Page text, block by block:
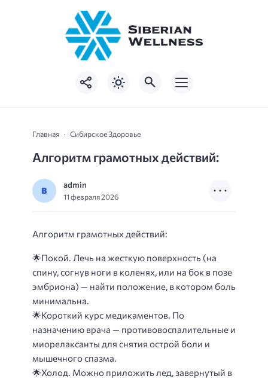
Главная Сибирское Здоровье
Алгоритм грамотных действий:
admin
11 февраля 2026
Алгоритм грамотных действий:
🌟Покой. Лечь на жесткую поверхность (на
спину, согнув ноги в коленях, или на бок в позе
эмбриона) — найти положение, в котором боль
минимальна.
🌟Короткий курс медикаментов. По
назначению врача — противовоспалительные и
миорелаксанты для снятия острой боли и
мышечного спазма.
🌟Холод. Можно приложить лед, завернутый в